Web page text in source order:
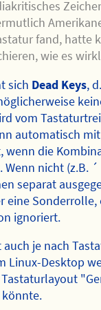
fand, hatte
wie es
sich Dead Keys,
vom
automatisch
wenn die
nicht (z.B.
separat
eine Sonderrolle,
ignoriert.
auch je nach
Linux-Desktop